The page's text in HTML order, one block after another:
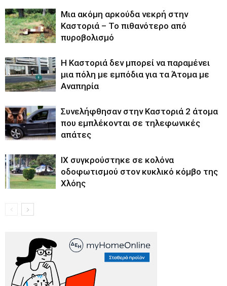
Μια ακόμη αρκούδα νεκρή στην
Καστοριά – Το πιθανότερο από
πυροβολισμό
Η Καστοριά δεν μπορεί να παραμένει
μια πόλη με εμπόδια για τα Άτομα με
Αναπηρία
Συνελήφθησαν στην Καστοριά 2 άτομα
που εμπλέκονται σε τηλεφωνικές
απάτες
ΙΧ συγκρούστηκε σε κολόνα
οδοφωτισμού στον κυκλικό κόμβο της
Χλόης